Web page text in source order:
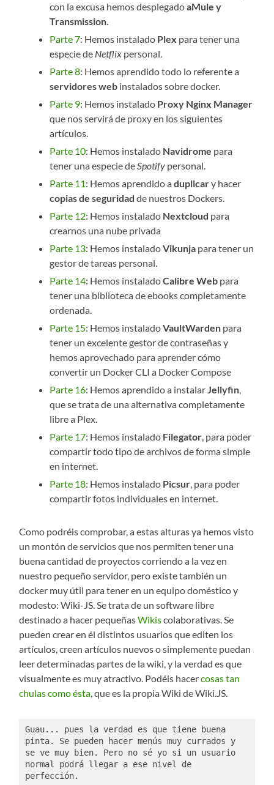
con la excusa hemos desplegadoaMule y
Transmission.
Parte 7: Hemos instalado Plex para tener una
especie de Netflix personal.
Parte 8: Hemos aprendido todo lo referente a
servidores web instalados sobre docker.
Parte 9: Hemos instalado Proxy Nginx Manager
que nos servirá de proxy en los siguientes
artículos.
Parte 10: Hemos instalado Navidrome para
tener una especie deSpotify personal.
Parte 11: Hemos aprendido aduplicary hacer
copias de seguridad de nuestros Dockers.
Parte 12: Hemos instalado Nextcloud para
crearnos una nube privada
Parte 13: Hemos instaladoVikunja para tener un
gestor de tareas personal.
Parte 14: Hemos instaladoCalibre Web para
tener una biblioteca de ebooks completamente
ordenada.
Parte 15: Hemos instaladoVaultWarden para
tener un excelente gestor de contraseñas y
hemos aprovechado para aprender cómo
convertir un Docker CLI a Docker Compose
Parte 16: Hemos aprendido a instalarJellyfin,
que se trata de una alternativa completamente
libre a Plex.
Parte 17: Hemos instalado Filegator, para poder
compartir todo tipo de archivos de forma simple
en internet.
Parte 18: Hemos instalado Picsur, para poder
compartir fotos individuales en internet.
Como podréis comprobar, a estas alturas ya hemos visto
un montón de servicios que nos permiten tener una
buena cantidad de proyectos corriendo a la vez en
nuestro pequeño servidor, pero existe también un
docker muy útil para tener en un equipo doméstico y
modesto: Wiki-JS. Se trata de un software libre
destinado a hacer pequeñasWikiscolaborativas. Se
pueden crear en él distintos usuarios que editen los
artículos, creen artículos nuevos o simplemente puedan
leer determinadas partes de la wiki, y la verdad es que
visualmente es muy atractivo. Podéis hacercosas tan
chulas como ésta, que es la propia Wiki de Wiki.JS.
Guau... pues la verdad es que tiene buena
pinta. Se pueden hacer menús muy currados y
se ve muy bien. Pero no sé yo si un usuario
normal podrá llegar a ese nivel de
perfección.